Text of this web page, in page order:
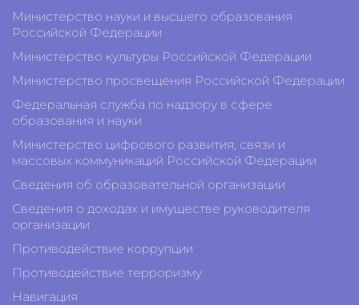
Министерство науки и высшего образования
Российской Федерации
Министерство культуры Российской Федерации
Министерство просвещения Российской Федерации
Федеральная служба по надзору в сфере
образования и науки
Министерство цифрового развития, связи и
массовых коммуникаций Российской Федерации
Сведения об образовательной организации
Сведения о доходах и имуществе руководителя
организации
Противодействие коррупции
Противодействие терроризму
Навигация